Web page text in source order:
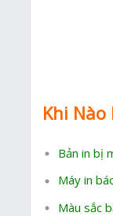
Khi Nào
Bản in bị
Máy in
Màu sắc